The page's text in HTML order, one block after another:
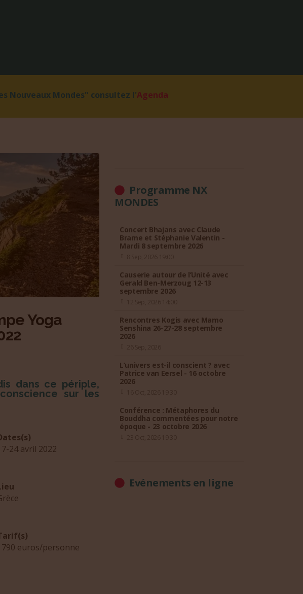
Nouveaux Mondes" consultez l'Agenda
Yoga
dans ce périple,
sur les
24 avril 2022
euros/personne
Programme NX
MONDES
Concert Bhajans avec Claude
Brame et Stéphanie Valentin -
Mardi 8 septembre 2026
Causerie autour de l’Unité avec
Gerald Ben-Merzoug 12-13
septembre 2026
Rencontres Kogis avec Mamo
Senshina 26-27-28 septembre
2026
L’univers est-il conscient ? avec
Patrice van Eersel - 16 octobre
2026
Conférence : Métaphores du
Bouddha commentées pour notre
époque - 23 octobre 2026
Evénements en ligne